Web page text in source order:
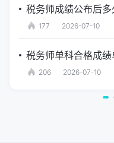
税务师成绩公布后多
177 2026-07-10
税务师单科合格成绩
206 2026-07-10